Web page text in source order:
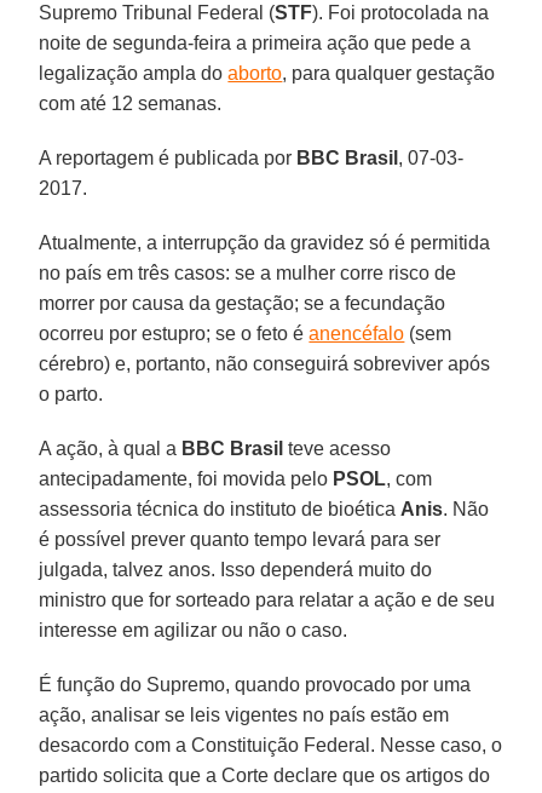
Supremo Tribunal Federal (STF). Foi protocolada na
noite de segunda-feira a primeira ação que pede a
legalização ampla doaborto, para qualquer gestação
com até 12 semanas.
A reportagem é publicada por BBC Brasil , 07-03-
2017.
Atualmente, a interrupção da gravidez só é permitida
no país em três casos: se a mulher corre risco de
morrer por causa da gestação; se a fecundação
ocorreu por estupro; se o feto éanencéfalo (sem
cérebro) e, portanto, não conseguirá sobreviver após
o parto.
A ação, à qual a BBC Brasil teve acesso
antecipadamente, foi movida pelo PSOL, com
assessoria técnica do instituto de bioética Anis. Não
é possível prever quanto tempo levará para ser
julgada, talvez anos. Isso dependerá muito do
ministro que for sorteado para relatar a ação e de seu
interesse em agilizar ou não o caso.
É função do Supremo, quando provocado por uma
ação, analisar se leis vigentes no país estão em
desacordo com a Constituição Federal. Nesse caso, o
partido solicita que a Corte declare que os artigos do